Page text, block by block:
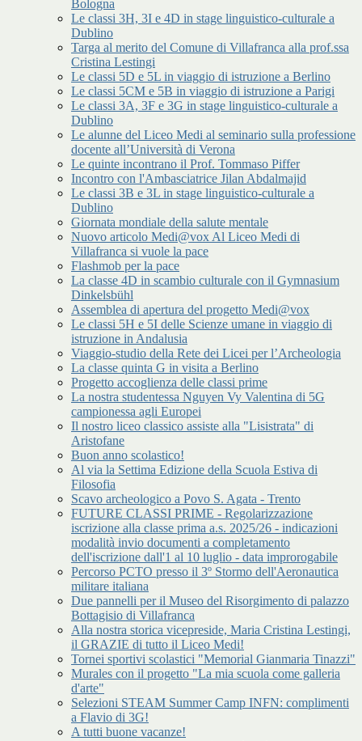
Bologna
Le classi 3H, 3I e 4D in stage linguistico-culturale a
Dublino
Targa al merito del Comune di Villafranca alla prof.ssa
Cristina Lestingi
Le classi 5D e 5L in viaggio di istruzione a Berlino
Le classi 5CM e 5B in viaggio di istruzione a Parigi
Le classi 3A, 3F e 3G in stage linguistico-culturale a
Dublino
Le alunne del Liceo Medi al seminario sulla professione
docente all’Università di Verona
Le quinte incontrano il Prof. Tommaso Piffer
Incontro con l'Ambasciatrice Jilan Abdalmajid
Le classi 3B e 3L in stage linguistico-culturale a
Dublino
Giornata mondiale della salute mentale
Nuovo articolo Medi@vox Al Liceo Medi di
Villafranca si vuole la pace
Flashmob per la pace
La classe 4D in scambio culturale con il Gymnasium
Dinkelsbühl
Assemblea di apertura del progetto Medi@vox
Le classi 5H e 5I delle Scienze umane in viaggio di
istruzione in Andalusia
Viaggio-studio della Rete dei Licei per l’Archeologia
La classe quinta G in visita a Berlino
Progetto accoglienza delle classi prime
La nostra studentessa Nguyen Vy Valentina di 5G
campionessa agli Europei
Il nostro liceo classico assiste alla "Lisistrata" di
Aristofane
Buon anno scolastico!
Al via la Settima Edizione della Scuola Estiva di
Filosofia
Scavo archeologico a Povo S. Agata - Trento
FUTURE CLASSI PRIME - Regolarizzazione
iscrizione alla classe prima a.s. 2025/26 - indicazioni
modalità invio documenti a completamento
dell'iscrizione dall'1 al 10 luglio - data improrogabile
Percorso PCTO presso il 3º Stormo dell'Aeronautica
militare italiana
Due pannelli per il Museo del Risorgimento di palazzo
Bottagisio di Villafranca
Alla nostra storica vicepreside, Maria Cristina Lestingi,
il GRAZIE di tutto il Liceo Medi!
Tornei sportivi scolastici "Memorial Gianmaria Tinazzi"
Murales con il progetto "La mia scuola come galleria
d'arte"
Selezioni STEAM Summer Camp INFN: complimenti
a Flavio di 3G!
A tutti buone vacanze!